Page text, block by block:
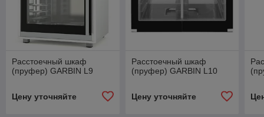
Расстоечный шкаф
(пруфер) GARBIN L9
Цену уточняйте
Расстоечный шкаф
(пруфер) GARBIN L10
Цену уточняйте